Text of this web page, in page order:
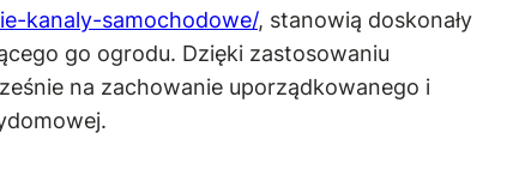
kanaly-samochodowe/, stanowią doskonały
go ogrodu. Dzięki zastosowaniu
na zachowanie uporządkowanego i